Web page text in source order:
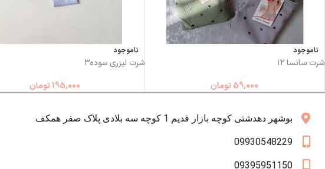
ناموجود
شرت سانسا ۱۲
59,000 تومان
ناموجود
شرت لیزری سوده۳
195,000 تومان
بوشهر دهدشتی کوچه بازار قدیم 1 کوچه سه بلادی پلاک صفر همکف
09930548229
09395951150